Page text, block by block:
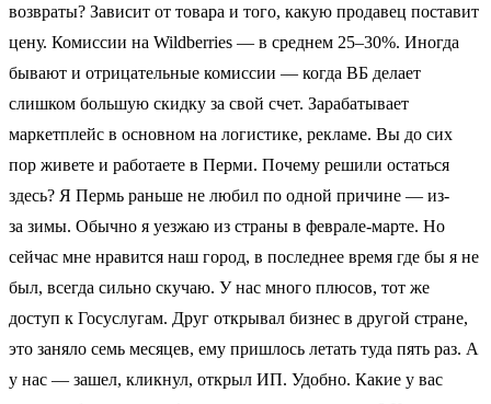
возвраты? Зависит от товара и того, какую продавец поставит
цену. Комиссии на Wildberries — в среднем 25–30%. Иногда
бывают и отрицательные комиссии — когда ВБ делает
слишком большую скидку за свой счет. Зарабатывает
маркетплейс в основном на логистике, рекламе. Вы до сих
пор живете и работаете в Перми. Почему решили остаться
здесь? Я Пермь раньше не любил по одной причине — из-
за зимы. Обычно я уезжаю из страны в феврале-марте. Но
сейчас мне нравится наш город, в последнее время где бы я не
был, всегда сильно скучаю. У нас много плюсов, тот же
доступ к Госуслугам. Друг открывал бизнес в другой стране,
это заняло семь месяцев, ему пришлось летать туда пять раз. А
у нас — зашел, кликнул, открыл ИП. Удобно. Какие у вас